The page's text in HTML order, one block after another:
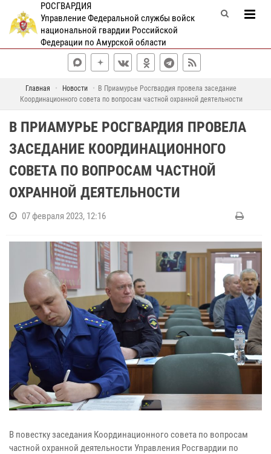
РОСГВАРДИЯ
Управление Федеральной службы войск
национальной гвардии Российской
Федерации по Амурской области
Главная Новости
В Приамурье Росгвардия провела заседание
Координационного совета по вопросам частной охранной деятельности
В ПРИАМУРЬЕ РОСГВАРДИЯ ПРОВЕЛА
ЗАСЕДАНИЕ КООРДИНАЦИОННОГО
СОВЕТА ПО ВОПРОСАМ ЧАСТНОЙ
ОХРАННОЙ ДЕЯТЕЛЬНОСТИ
07 февраля 2023, 12:16
В повестку заседания Координационного совета по вопросам
частной охранной деятельности Управления Росгвардии по